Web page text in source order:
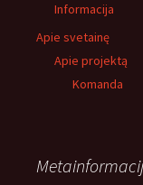
Informacija
Apie svetainę
Apie projektą
Komanda